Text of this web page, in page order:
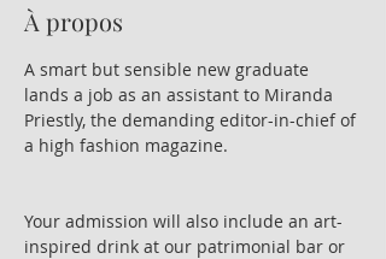
À propos
A smart but sensible new graduate
lands a job as an assistant to Miranda
Priestly, the demanding editor-in-chief of
a high fashion magazine.
Your admission will also include an art-
inspired drink at our patrimonial bar or